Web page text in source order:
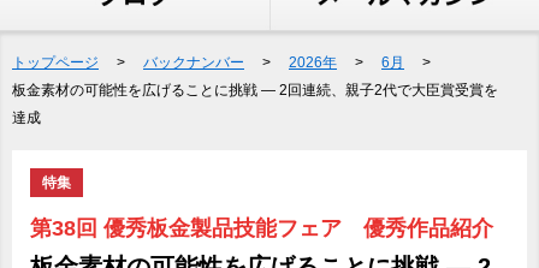
トップページ > バックナンバー > 2026年 > 6月
>
板金素材の可能性を広げることに挑戦 ― 2回連続、親子2代で大臣賞受賞を
達成
特集
第38回 優秀板金製品技能フェア 優秀作品紹介